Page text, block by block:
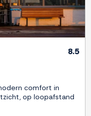
8.5
comfort in
op loopafstand